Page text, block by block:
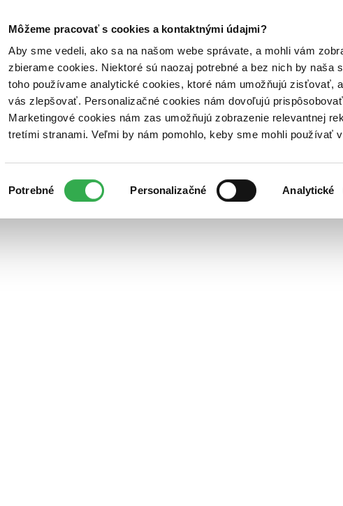
Môžeme pracovať s cookies a kontaktnými údajmi?
Aby sme vedeli, ako sa na našom webe správate, a mohli vám
zbierame cookies. Niektoré sú naozaj potrebné a bez nich by naša
toho používame analytické cookies, ktoré nám umožňujú zisťovať,
vás zlepšovať. Personalizačné cookies nám dovoľujú
Marketingové cookies nám zas umožňujú zobrazenie relevantnej
tretími stranami. Veľmi by nám pomohlo, keby sme mohli používať
súhlasu
Potrebné Personalizačné Analytické
Poukážky Kontakt